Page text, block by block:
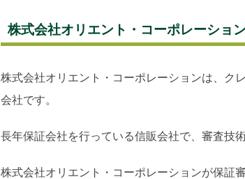
株式会社オリエント・コーポレーショ
株式会社オリエント・コーポレーションは、ク
会社です。
長年保証会社を行っている信販会社で、審査技
株式会社オリエント・コーポレーションが保証